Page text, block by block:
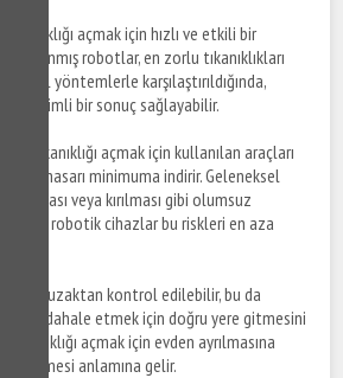
tıkanıklığı açmak için hızlı ve etkili bir
robotlar, en zorlu tıkanıklıkları
yöntemlerle karşılaştırıldığında,
verimli bir sonuç sağlayabilir.
tıkanıklığı açmak için kullanılan araçları
hasarı minimuma indirir. Geleneksel
veya kırılması gibi olumsuz
ancak robotik cihazlar bu riskleri en aza
uzaktan kontrol edilebilir, bu da
müdahale etmek için doğru yere gitmesini
tıkanıklığı açmak için evden ayrılmasına
alabilmesi anlamına gelir.